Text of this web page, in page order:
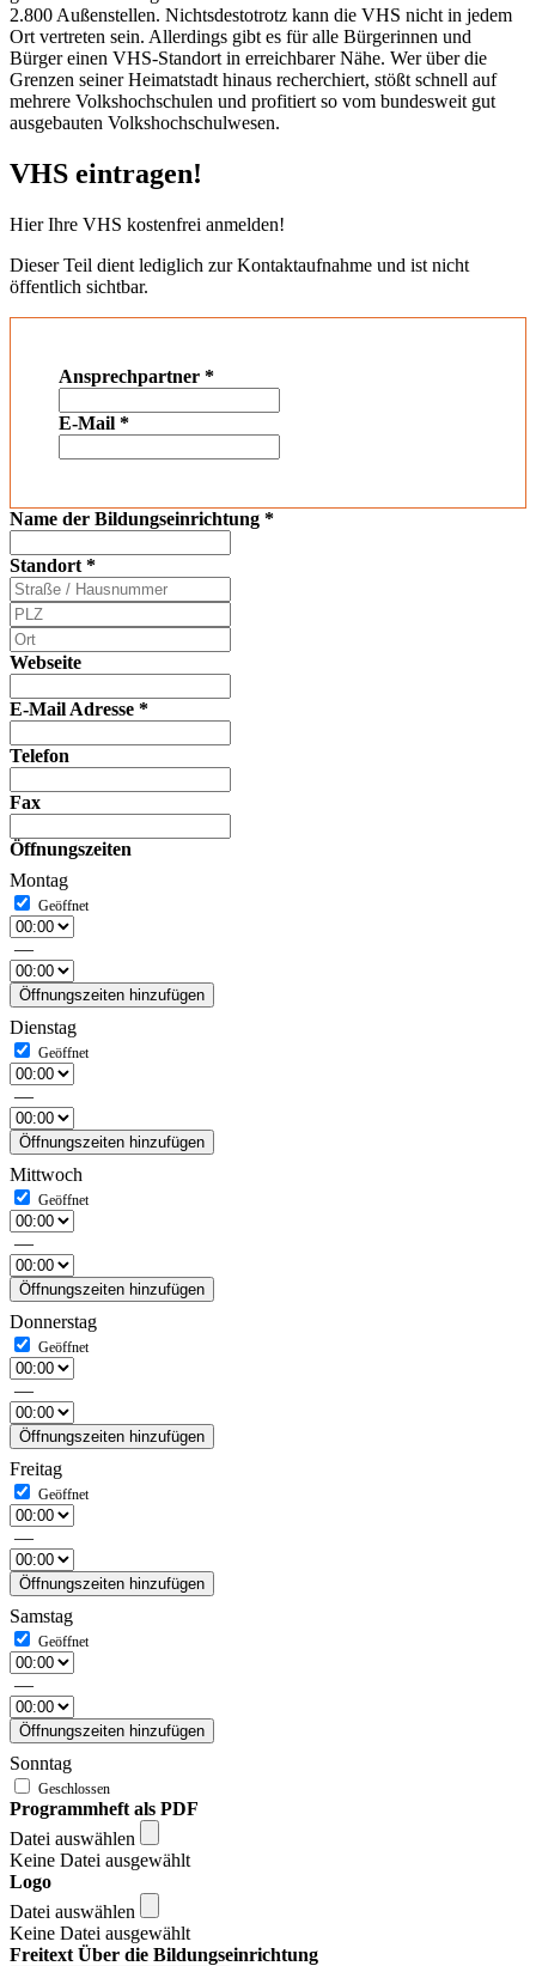
2.800 Außenstellen. Nichtsdestotrotz kann die VHS nicht in jedem
Ort vertreten sein. Allerdings gibt es für alle Bürgerinnen und
Bürger einen VHS-Standort in erreichbarer Nähe. Wer über die
Grenzen seiner Heimatstadt hinaus recherchiert, stößt schnell auf
mehrere Volkshochschulen und profitiert so vom bundesweit gut
ausgebauten Volkshochschulwesen.
VHS eintragen!
Hier Ihre VHS kostenfrei anmelden!
Dieser Teil dient lediglich zur Kontaktaufnahme und ist nicht
öffentlich sichtbar.
Ansprechpartner *
E-Mail *
Name der Bildungseinrichtung *
Standort *
Webseite
E-Mail Adresse *
Telefon
Fax
Öffnungszeiten
Montag
—
Öffnungszeiten hinzufügen
Dienstag
—
Öffnungszeiten hinzufügen
Mittwoch
—
Öffnungszeiten hinzufügen
Donnerstag
—
Öffnungszeiten hinzufügen
Freitag
—
Öffnungszeiten hinzufügen
Samstag
—
Öffnungszeiten hinzufügen
Sonntag
Programmheft als PDF
Datei auswählen
Keine Datei ausgewählt
Logo
Datei auswählen
Keine Datei ausgewählt
Freitext Über die Bildungseinrichtung